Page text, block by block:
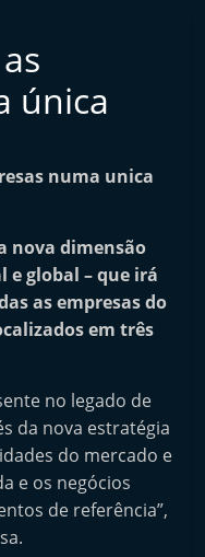
única
nova dimensão
e global – que irá
as empresas do
em três
no legado de
da nova estratégia
do mercado e
e os negócios
de referência”,